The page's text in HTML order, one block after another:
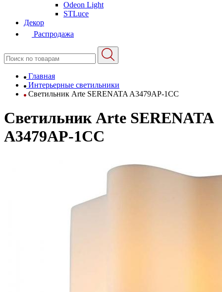
Odeon Light
STLuce
Декор
Распродажа
Главная
Интерьерные светильники
Светильник Arte SERENATA A3479AP-1CC
Светильник Arte SERENATA
A3479AP-1CC